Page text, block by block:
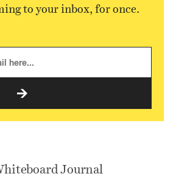
to your inbox, for once.
Journal